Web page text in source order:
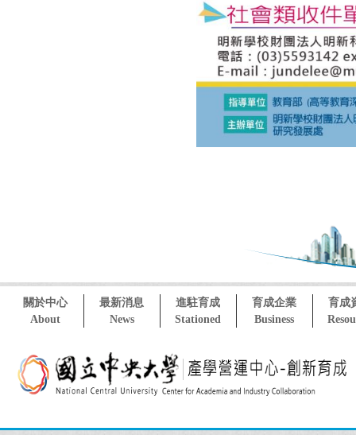
關於中心
About
最新消息
News
進駐育成
Stationed
育成企業
Business
育成